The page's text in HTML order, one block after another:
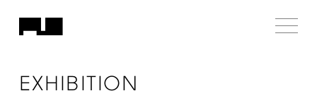
EXHIBITION